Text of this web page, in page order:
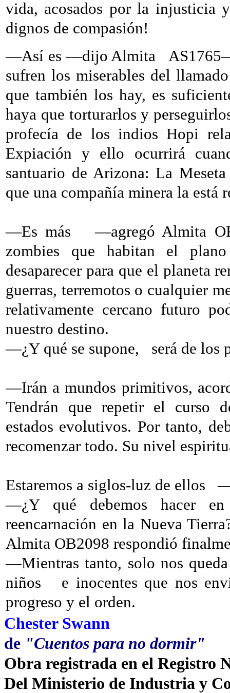
vida, acosados por la injusticia
dignos de compasión!
—Así es —dijo Almita
sufren los miserables del
que también los hay, es
haya que torturarlos y
profecía de los indios Hopi
Expiación y ello ocurrirá
santuario de Arizona: La
que una compañía minera la está
—Es más
—agregó Almita
zombies que habitan el
desaparecer para que el planeta
guerras, terremotos o cualquier
relativamente cercano futuro
nuestro destino.
—¿Y qué se supone,
será de los
—Irán a mundos primitivos,
Tendrán que repetir el curso
estados evolutivos. Por tanto,
recomenzar todo. Su nivel
Estaremos a siglos-luz de ellos
—¿Y qué debemos hacer en
reencarnación en la Nueva
Almita OB2098 respondió
—Mientras tanto, solo nos
niños
e inocentes que nos
progreso y el orden.
Chester Swann
de "Cuentos para no dormir"
Obra registrada en el Registro
Del Ministerio de Industria y